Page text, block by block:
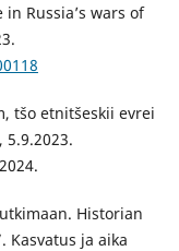
Russia’s wars of
tšo etnitšeskii evrei
5.9.2023.
Historian
Kasvatus ja aika